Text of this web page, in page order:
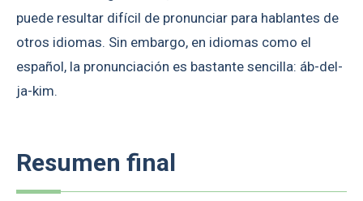
puede resultar difícil de pronunciar para hablantes de
otros idiomas. Sin embargo, en idiomas como el
español, la pronunciación es bastante sencilla: áb-del-
ja-kim.
Resumen final